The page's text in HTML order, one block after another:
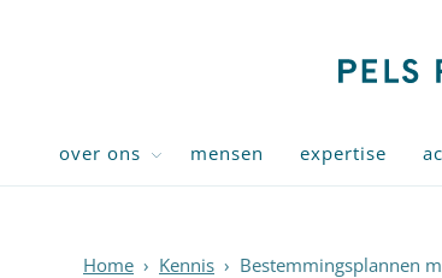
over ons mensen expertise
Home › Kennis › Bestemmingsplannen